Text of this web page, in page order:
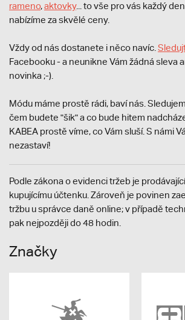
rameno,aktovky... to vše pro vás každý
nabízíme za skvělé ceny.
Vždy od nás dostanete i něco navíc. S
Facebooku - a neunikne Vám žádná sleva
novinka ;-).
Módu máme prostě rádi, baví nás.
čem budete "šik" a co bude hitem
KABEA prostě víme, co Vám sluší. S námi
nezastaví!
Podle zákona o evidenci tržeb je
kupujícímu účtenku. Zároveň je povinen
tržbu u správce daně online; v případě
pak nejpozději do 48 hodin.
Značky